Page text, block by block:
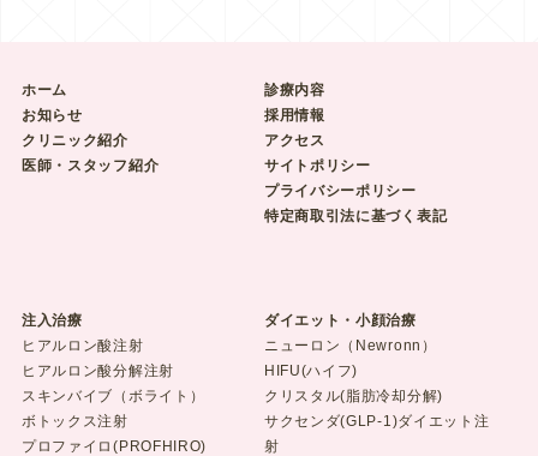
ホーム
お知らせ
クリニック紹介
医師・スタッフ紹介
診療内容
採用情報
アクセス
サイトポリシー
プライバシーポリシー
特定商取引法に基づく表記
注入治療
ヒアルロン酸注射
ヒアルロン酸分解注射
スキンバイブ（ボライト）
ボトックス注射
プロファイロ(PROFHIRO)
ダイエット・小顔治療
ニューロン（Newronn）
HIFU(ハイフ)
クリスタル(脂肪冷却分解)
サクセンダ(GLP-1)ダイエット注
射